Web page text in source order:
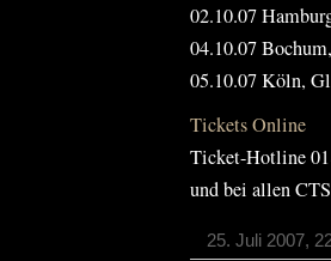
02.10.07
04.10.07
05.10.07 Köln,
Tickets Online
Ticket-Hotline
und bei allen
25. Juli 2007,